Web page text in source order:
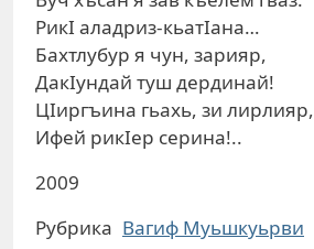
РикI аладриз-кьатIана…
Бахтлубур я чун, зарияр,
ДакIундай туш дердинай!
ЦIиргъина гьахь, зи лирлияр,
Ифей рикIер серина!..
2009
Рубрика Вагиф Муьшкуьрви